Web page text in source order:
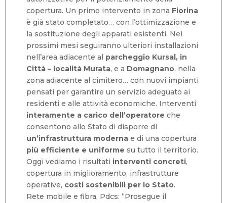
copertura. Un primo intervento in zona Fiorina
è già stato completato… con l’ottimizzazione e
la sostituzione degli apparati esistenti. Nei
prossimi mesi seguiranno ulteriori installazioni
nell’area adiacente al parcheggio Kursal, in
Città – località Murata, e a Domagnano, nella
zona adiacente al cimitero… con nuovi impianti
pensati per garantire un servizio adeguato ai
residenti e alle attività economiche. Interventi
interamente a carico dell’operatore che
consentono allo Stato di disporre di
un’infrastruttura moderna e di una copertura
più efficiente e uniforme su tutto il territorio.
Oggi vediamo i risultati interventi concreti,
copertura in miglioramento, infrastrutture
operative, costi sostenibili per lo Stato.
Rete mobile e fibra, Pdcs: “Prosegue il